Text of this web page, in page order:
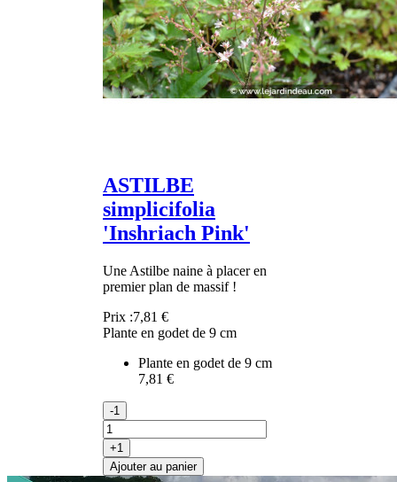
ASTILBE
simplicifolia
'Inshriach Pink'
Une Astilbe naine à placer en
premier plan de massif !
Prix :7,81 €
Plante en godet de 9 cm
Plante en godet de 9 cm
7,81 €
-1
+1
Ajouter au panier